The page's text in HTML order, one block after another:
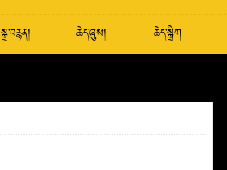
སྒྲ་བརྙན། ཆེད་ཞུས། ཆེད་སྒྲིག